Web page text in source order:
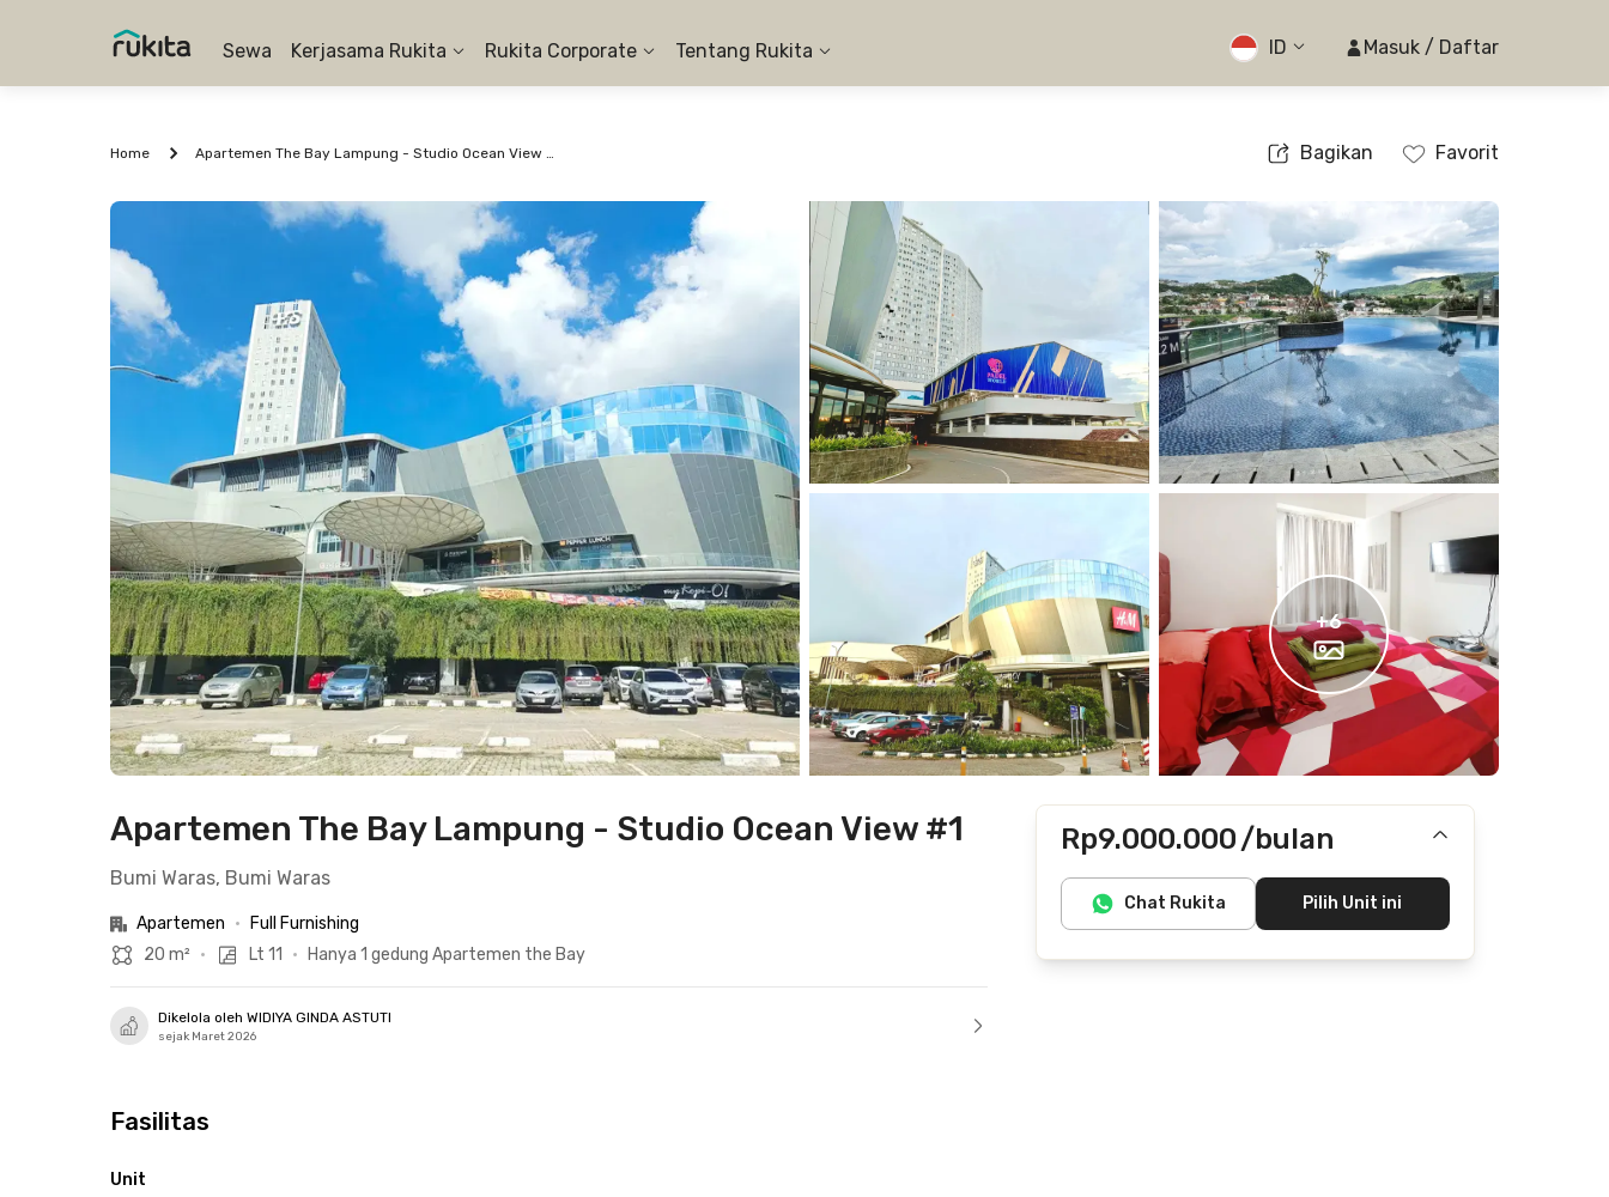
Sewa Kerjasama Rukita Rukita Corporate Tentang Rukita ID Masuk / Daftar
Home Apartemen The Bay Lampung - Studio Ocean View #1 Bagikan Favorit
+6
Apartemen The Bay Lampung - Studio Ocean View #1
Bumi Waras, Bumi Waras
Apartemen •
Full Furnishing
20 m² • Lt 11 • Hanya 1 gedung Apartemen the Bay
Dikelola oleh WIDIYA GINDA ASTUTI
sejak Maret 2026
Fasilitas
Unit
Rp9.000.000/bulan
Termasuk IPL
Tidak termasuk internet/wifi, listrik, air
Chat Rukita Pilih Unit ini